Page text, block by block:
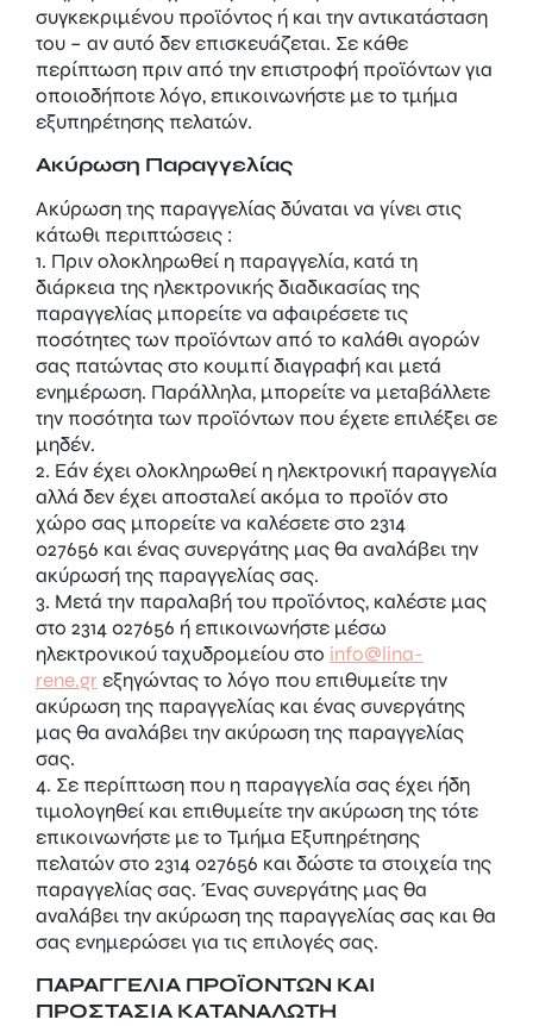
συγκεκριμένου προϊόντος ή και την αντικατάσταση
του – αν αυτό δεν επισκευάζεται. Σε κάθε
περίπτωση πριν από την επιστροφή προϊόντων για
οποιοδήποτε λόγο, επικοινωνήστε με το τμήμα
εξυπηρέτησης πελατών.
Ακύρωση Παραγγελίας
Ακύρωση της παραγγελίας δύναται να γίνει στις
κάτωθι περιπτώσεις :
1. Πριν ολοκληρωθεί η παραγγελία, κατά τη
διάρκεια της ηλεκτρονικής διαδικασίας της
παραγγελίας μπορείτε να αφαιρέσετε τις
ποσότητες των προϊόντων από το καλάθι αγορών
σας πατώντας στο κουμπί διαγραφή και μετά
ενημέρωση. Παράλληλα, μπορείτε να μεταβάλλετε
την ποσότητα των προϊόντων που έχετε επιλέξει σε
μηδέν.
2. Εάν έχει ολοκληρωθεί η ηλεκτρονική παραγγελία
αλλά δεν έχει αποσταλεί ακόμα το προϊόν στο
χώρο σας μπορείτε να καλέσετε στο 2314
027656 και ένας συνεργάτης μας θα αναλάβει την
ακύρωσή της παραγγελίας σας.
3. Μετά την παραλαβή του προϊόντος, καλέστε μας
στο 2314 027656 ή επικοινωνήστε μέσω
ηλεκτρονικού ταχυδρομείου στο info@lina-
rene.gr εξηγώντας το λόγο που επιθυμείτε την
ακύρωση της παραγγελίας και ένας συνεργάτης
μας θα αναλάβει την ακύρωση της παραγγελίας
σας.
4. Σε περίπτωση που η παραγγελία σας έχει ήδη
τιμολογηθεί και επιθυμείτε την ακύρωση της τότε
επικοινωνήστε με το Τμήμα Εξυπηρέτησης
πελατών στο 2314 027656 και δώστε τα στοιχεία της
παραγγελίας σας. Ένας συνεργάτης μας θα
αναλάβει την ακύρωση της παραγγελίας σας και θα
σας ενημερώσει για τις επιλογές σας.
ΠΑΡΑΓΓΕΛΙΑ ΠΡΟΪΟΝΤΩΝ ΚΑΙ
ΠΡΟΣΤΑΣΙΑ ΚΑΤΑΝΑΛΩΤΗ